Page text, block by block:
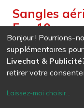
Sangles
5m-10m
Weight : 0,000kg
335,68 CHF/
EAN
Bonjour ! Pourrions-
supplémentaires pour
Livechat & Publicité
retirer votre
Laissez-moi choisir...